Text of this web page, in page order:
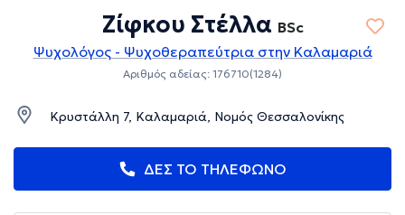
Ζίφκου Στέλλα BSc
Ψυχολόγος - Ψυχοθεραπεύτρια στην Καλαμαριά
Αριθμός αδείας: 176710(1284)
Κρυστάλλη 7, Καλαμαριά, Νομός Θεσσαλονίκης
ΔΕΣ ΤΟ ΤΗΛΕΦΩΝΟ